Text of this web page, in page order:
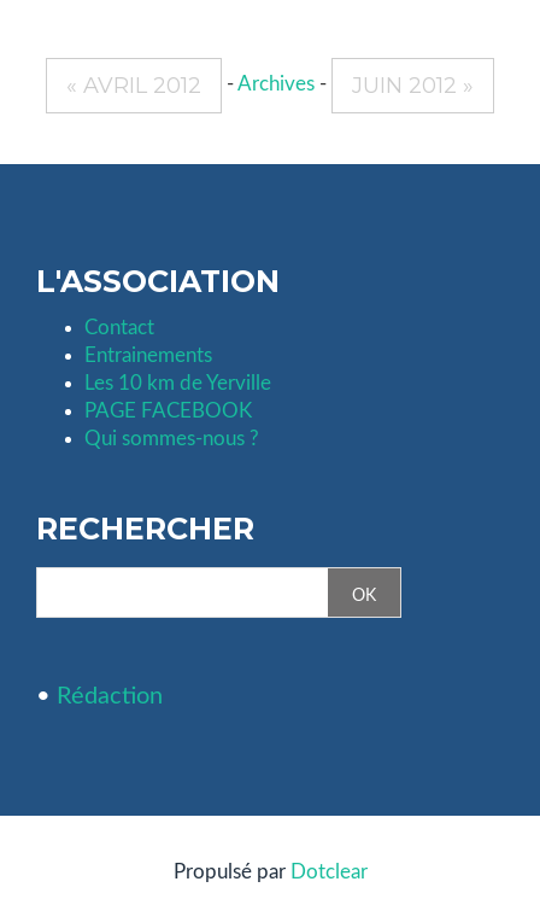
« AVRIL 2012 -Archives - JUIN 2012 »
L'ASSOCIATION
Contact
Entrainements
Les 10 km de Yerville
PAGE FACEBOOK
Qui sommes-nous ?
RECHERCHER
• Rédaction
Propulsé par Dotclear